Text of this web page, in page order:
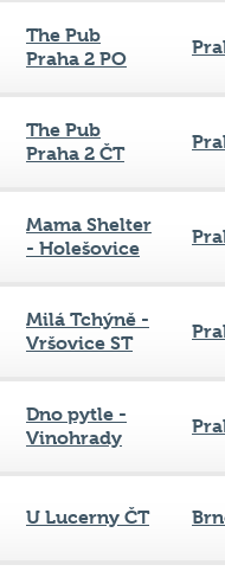
The Pub
Praha 2 PO
The Pub
Praha 2 ČT
Mama Shelter
- Holešovice
Milá Tchýně -
Vršovice ST
Dno pytle -
Vinohrady
U Lucerny ČT